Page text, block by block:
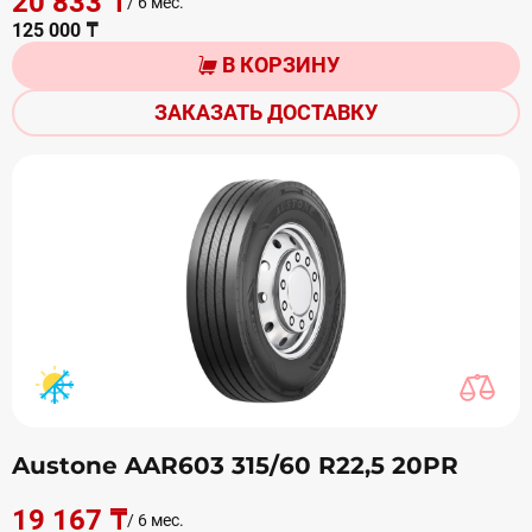
125 000 ₸
В КОРЗИНУ
ЗАКАЗАТЬ ДОСТАВКУ
Austone AAR603 315/60 R22,5 20PR
19 167 ₸/ 6 мес.